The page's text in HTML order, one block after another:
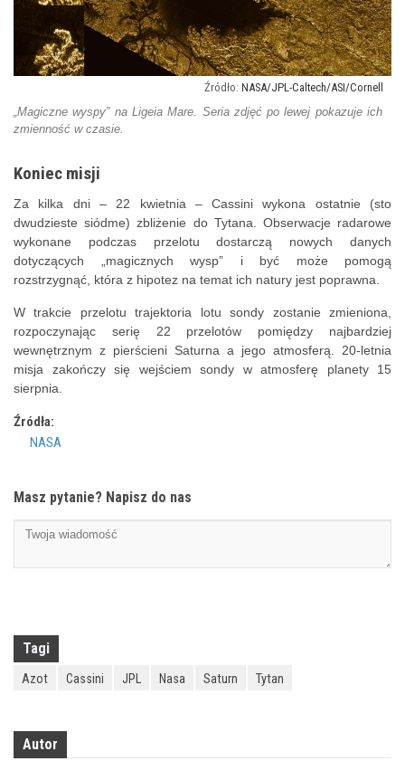
NASA/JPL-Caltech/ASI/Cornell
„Magiczne wyspy” na Ligeia Mare. Seria zdjęć po lewej pokazuje ich
zmienność w czasie.
Koniec misji
Za kilka dni – 22 kwietnia – Cassini wykona ostatnie (sto
dwudzieste siódme) zbliżenie do Tytana. Obserwacje radarowe
wykonane podczas przelotu dostarczą nowych danych
dotyczących „magicznych wysp” i być może pomogą
rozstrzygnąć, która z hipotez na temat ich natury jest poprawna.
W trakcie przelotu trajektoria lotu sondy zostanie zmieniona,
rozpoczynając serię 22 przelotów pomiędzy najbardziej
wewnętrznym z pierścieni Saturna a jego atmosferą. 20-letnia
misja zakończy się wejściem sondy w atmosferę planety 15
sierpnia.
Źródła:
NASA
Masz pytanie? Napisz do nas
Tagi
Azot Cassini JPL Nasa Saturn Tytan
Autor